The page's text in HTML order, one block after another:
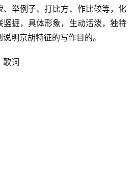
、举例子、打比方、作比较等，化
掘，具体形象，生动活泼， 独特
明京胡特征的写作目的。
歌词